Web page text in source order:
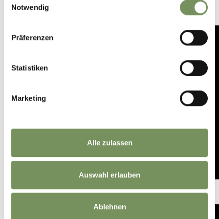
Notwendig
Präferenzen
Statistiken
Marketing
Alle zulassen
Auswahl erlauben
Ablehnen
PARTSCHINSER WASSERFALL